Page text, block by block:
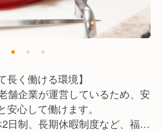
長く働ける環境】
舗企業が運営しているため、安
安心して働けます。
日制、長期休暇制度など、福利